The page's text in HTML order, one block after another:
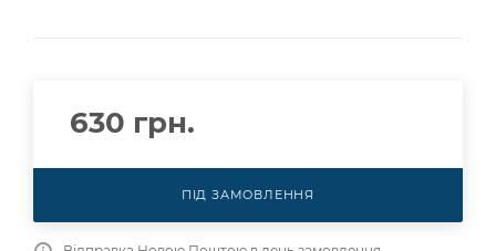
630 грн.
ПІД ЗАМОВЛЕННЯ